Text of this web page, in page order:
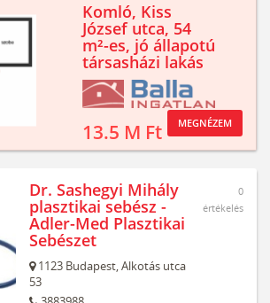
Komló, Kiss
József utca, 54
m²-es, jó állapotú
társasházi lakás
13.5 M Ft MEGNÉZEM
Dr. Sashegyi Mihály
plasztikai sebész -
Adler-Med Plasztikai
Sebészet
1123 Budapest,Alkotás utca
53
0
értékelés